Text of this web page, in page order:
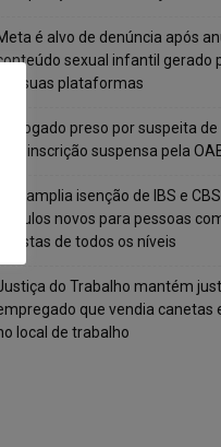
é alvo de denúncia após
sexual infantil gerado
em suas plataformas
Advogado preso por suspeita
tem inscrição suspensa pela
STF amplia isenção de IBS e
veículos novos para pessoas
autistas de todos os níveis
do Trabalho mantém
que vendia canetas
local de trabalho